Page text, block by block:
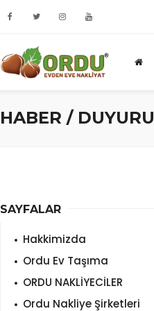
HABER / DUYURU
SAYFALAR
Hakkimizda
Ordu Ev Taşıma
ORDU NAKLİYECİLER
Ordu Nakliye Şirketleri